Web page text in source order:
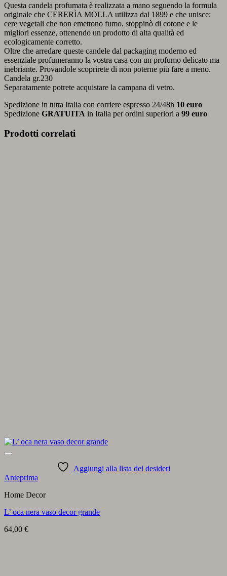
Questa candela profumata è realizzata a mano seguendo la formula
originale che CERERÌA MOLLA utilizza dal 1899 e che unisce:
cere vegetali che non emettono fumo, stoppinò di cotone e le
migliori essenze, ottenendo un prodotto di alta qualità ed
ecologicamente corretto.
Oltre che arredare queste candele dal packaging moderno ed
essenziale profumeranno la vostra casa con un profumo delicato ma
inebriante. Provandole scoprirete di non poterne più fare a meno.
Candela gr.230
Separatamente potrete acquistare la campana di vetro.
Spedizione in tutta Italia con corriere espresso 24/48h 10 euro
Spedizione GRATUITA in Italia per ordini superiori a 99 euro
Prodotti correlati
Aggiungi alla lista dei desideri
Anteprima
Home Decor
L’ oca nera vaso decor grande
64,00 €